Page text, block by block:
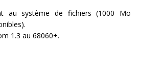
au système de fichiers (1000 Mo
1.3 au 68060+.